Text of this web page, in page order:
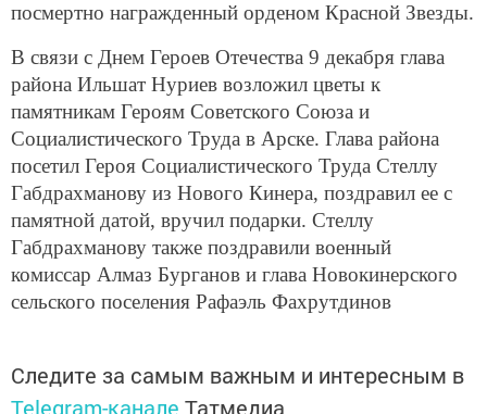
посмертно награжденный орденом Красной Звезды.
В связи с Днем Героев Отечества 9 декабря глава
района Ильшат Нуриев возложил цветы к
памятникам Героям Советского Союза и
Социалистического Труда в Арске. Глава района
посетил Героя Социалистического Труда Стеллу
Габдрахманову из Нового Кинера, поздравил ее с
памятной датой, вручил подарки. Стеллу
Габдрахманову также поздравили военный
комиссар Алмаз Бурганов и глава Новокинерского
сельского поселения Рафаэль Фахрутдинов
Следите за самым важным и интересным в
Telegram-канале Татмедиа